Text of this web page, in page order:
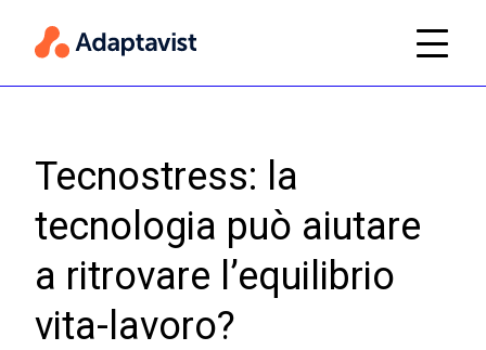
Tecnostress: la
tecnologia può aiutare
a ritrovare l’equilibrio
vita-lavoro?